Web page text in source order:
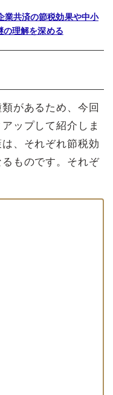
業共済の節税効果や中小
の理解を深める
があるため、今回
ップして紹介しま
、それぞれ節税効
ものです。それぞ